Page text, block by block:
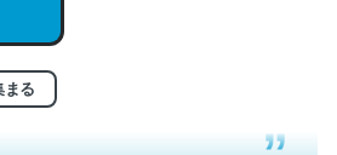
まる
る人は原文もお勧め。自分はこの流
Go. Then Covid hit. Shit.
るかい？ by ラーズ・ヌートバー